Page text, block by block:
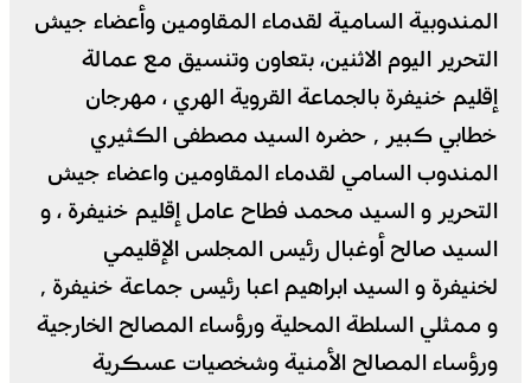
المندوبية السامية لقدماء المقاومين وأعضاء جيش
التحرير اليوم الاثنين، بتعاون وتنسيق مع عمالة
إقليم خنيفرة بالجماعة القروية الهري ، مهرجان
خطابي كبير ٬ حضره السيد مصطفى الكثيري
المندوب السامي لقدماء المقاومين واعضاء جيش
التحرير و السيد محمد فطاح عامل إقليم خنيفرة ، و
السيد صالح أوغبال رئيس المجلس الإقليمي
لخنيفرة و السيد ابراهيم اعبا رئيس جماعة خنيفرة ٬
و ممثلي السلطة المحلية ورؤساء المصالح الخارجية
ورؤساء المصالح الأمنية وشخصيات عسكرية